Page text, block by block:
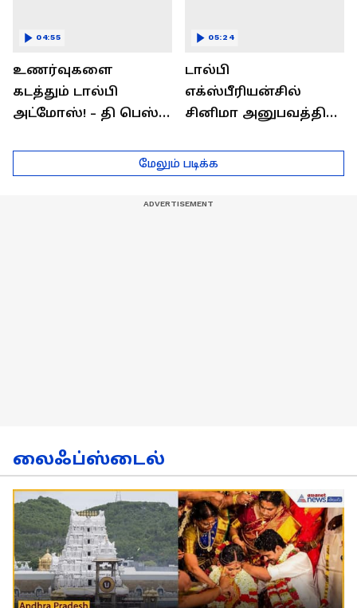
உணர்வுகளை
கடத்தும் டால்பி
அட்மோஸ்! - தி பெஸ்ட்
எக்ஸ்பீரியன்ஸ்
04:55
டால்பி
எக்ஸ்பீரியன்சில்
சினிமா அனுபவத்தில்
05:24
மேலும் படிக்க
லைஃப்ஸ்டைல்